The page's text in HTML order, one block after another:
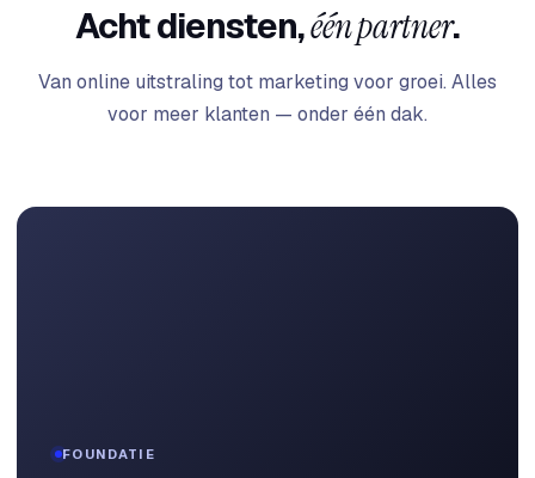
Acht diensten,één partner.
Van online uitstraling tot marketing voor groei. Alles
voor meer klanten — onder één dak.
FOUNDATIE